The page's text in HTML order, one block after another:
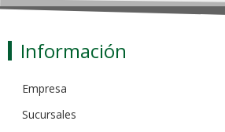
Información
Empresa
Sucursales